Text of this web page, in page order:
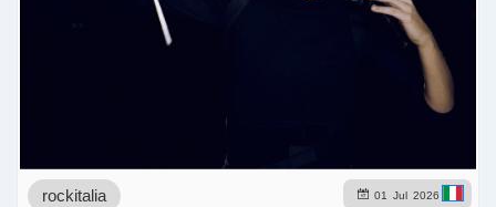
01 Jul 2026
rockitalia